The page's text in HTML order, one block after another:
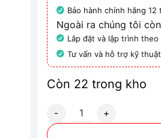
Bảo hành chính hãng 12
Ngoài ra chúng tôi
Lắp đặt và lập trình theo
Tư vấn và hỗ trợ kỹ
Còn 22 trong kho
3RT1065-6AT36 -